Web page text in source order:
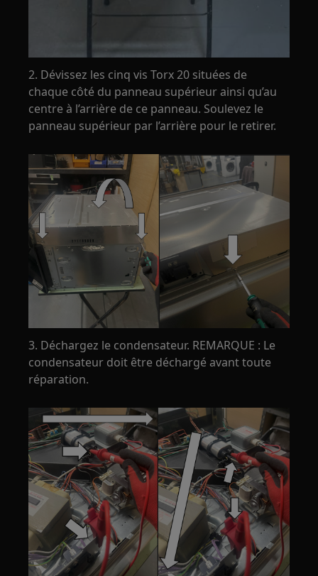
2. Dévissez les cinq vis Torx 20 situées de
chaque côté du panneau supérieur ainsi qu’au
centre à l’arrière de ce panneau. Soulevez le
panneau supérieur par l’arrière pour le retirer.
3. Déchargez le condensateur. REMARQUE : Le
condensateur doit être déchargé avant toute
réparation.